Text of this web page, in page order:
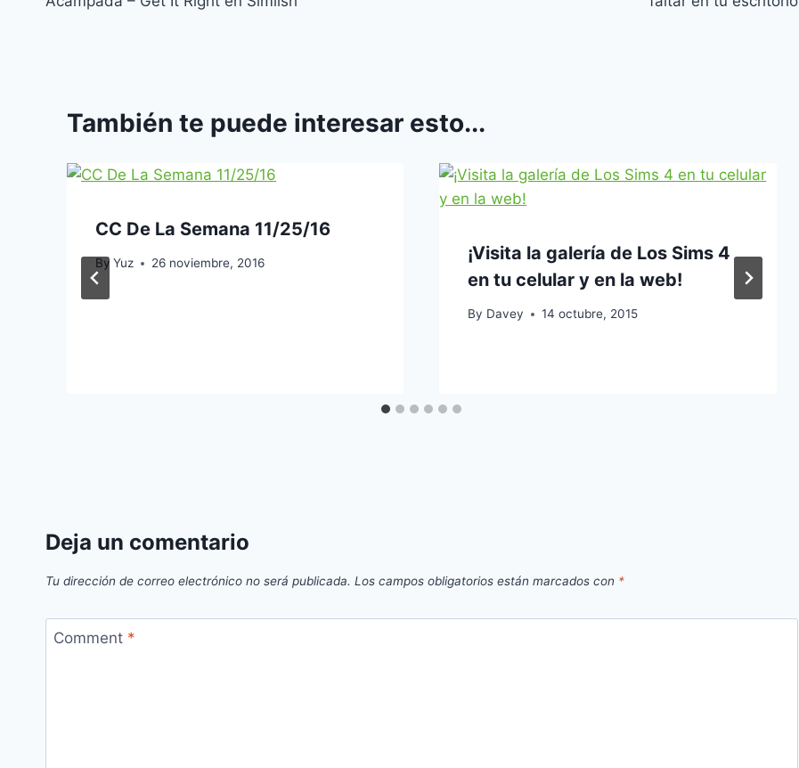
También te puede interesar esto...
CC De La Semana 11/25/16
By Yuz 26 noviembre, 2016
¡Visita la galería de Los Sims 4
en tu celular y en la web!
By Davey 14 octubre, 2015
Deja un comentario
Tu dirección de correo electrónico no será publicada. Los campos obligatorios están marcados con *
Comment *